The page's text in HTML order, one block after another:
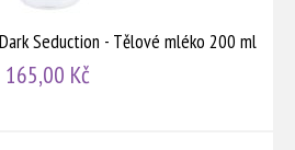
Seduction - Tělové mléko 200 ml
165,00 Kč